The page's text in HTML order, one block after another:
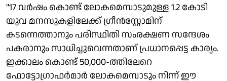
''17 വര്‍ഷം കൊണ്ട് ലോകമെമ്പാടുമുള്ള 1.2 കോടി
യുവ മനസുകളിലേക്ക് ഗ്രീന്‍സ്റ്റോമിന്
കടന്നെത്താനും പരിസ്ഥിതി സംരക്ഷണ സന്ദേശം
പകരാനും സാധിച്ചുവെന്നതാണ് പ്രധാനപ്പെട്ട കാര്യം.
ഇക്കാലം കൊണ്ട് 50,000-ത്തിലേറെ
ഫോട്ടോഗ്രാഫര്‍മാര്‍ ലോകമെമ്പാടും നിന്ന് ഈ